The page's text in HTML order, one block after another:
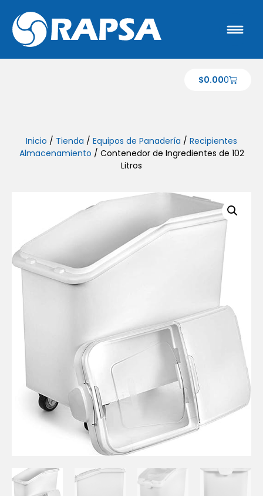
$0.000
Inicio / Tienda / Equipos de Panadería / Recipientes
Almacenamiento / Contenedor de Ingredientes de 102
Litros